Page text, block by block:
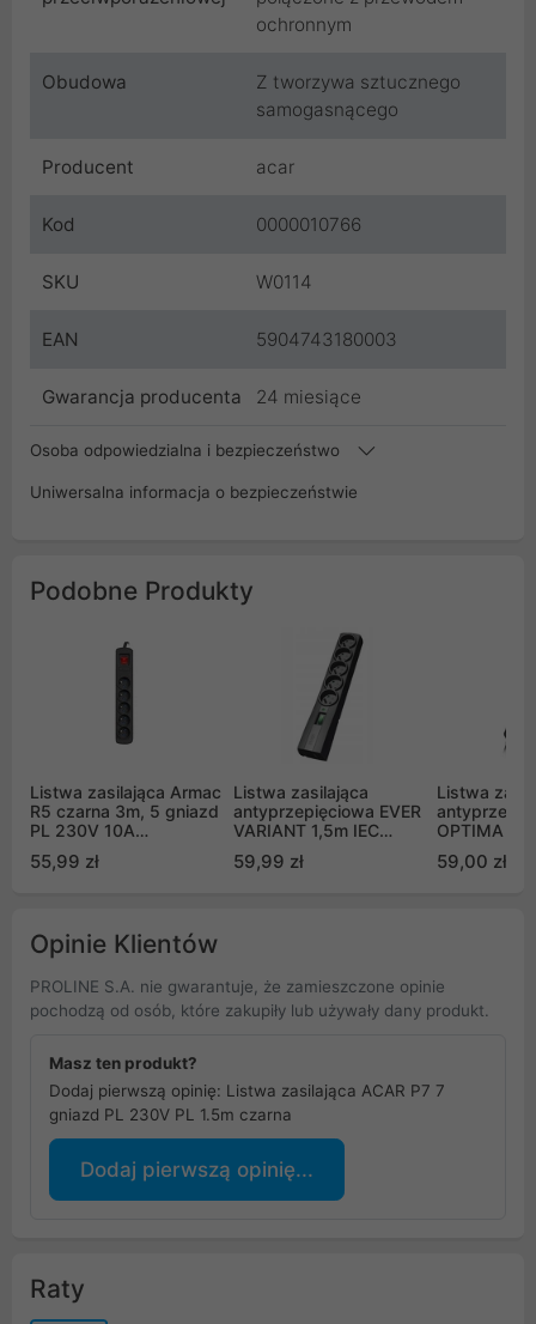
ochronnym
Obudowa
Z tworzywa sztucznego
samogasnącego
Producent acar
Kod 0000010766
SKU W0114
EAN 5904743180003
Gwarancja producenta 24 miesiące
Osoba odpowiedzialna i bezpieczeństwo
Uniwersalna informacja o bezpieczeństwie
Podobne Produkty
Listwa zasilająca Armac
R5 czarna 3m, 5 gniazd
PL 230V 10A
55,99 zł
Listwa zasilająca
antyprzepięciowa EVER
VARIANT 1,5m IEC
59,99 zł
Listwa
OPTIMA
59,00 zł
Opinie Klientów
PROLINE S.A. nie gwarantuje, że zamieszczone opinie
pochodzą od osób, które zakupiły lub używały dany produkt.
Masz ten produkt?
Dodaj pierwszą opinię: Listwa zasilająca ACAR P7 7
gniazd PL 230V PL 1.5m czarna
Dodaj pierwszą opinię...
Raty